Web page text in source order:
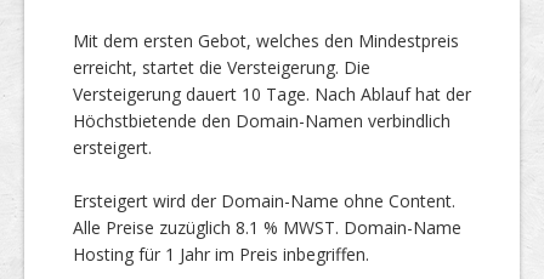
Mit dem ersten Gebot, welches den Mindestpreis
erreicht, startet die Versteigerung. Die
Versteigerung dauert 10 Tage. Nach Ablauf hat der
Höchstbietende den Domain-Namen verbindlich
ersteigert.
Ersteigert wird der Domain-Name ohne Content.
Alle Preise zuzüglich 8.1 % MWST. Domain-Name
Hosting für 1 Jahr im Preis inbegriffen.